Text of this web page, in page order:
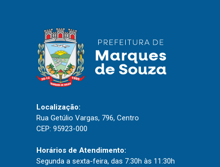
Localização:
Rua Getúlio Vargas, 796, Centro
CEP: 95923-000
Horários de Atendimento:
Segunda a sexta-feira, das 7:30h às 11:30h